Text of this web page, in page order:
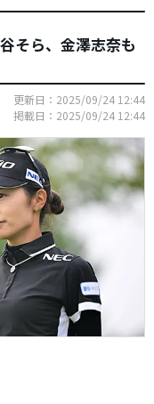
そら、金澤志奈も
更新日：2025/09/24 12:44
掲載日：2025/09/24 12:44